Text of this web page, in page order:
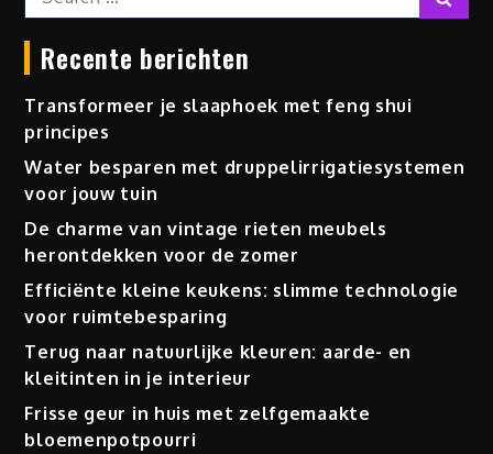
for:
Recente berichten
Transformeer je slaaphoek met feng shui
principes
Water besparen met druppelirrigatiesystemen
voor jouw tuin
De charme van vintage rieten meubels
herontdekken voor de zomer
Efficiënte kleine keukens: slimme technologie
voor ruimtebesparing
Terug naar natuurlijke kleuren: aarde- en
kleitinten in je interieur
Frisse geur in huis met zelfgemaakte
bloemenpotpourri